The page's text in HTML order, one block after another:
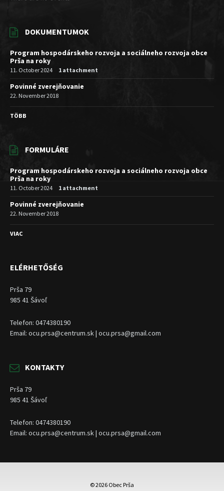
DOKUMENTUMOK
Program hospodárskeho rozvoja a sociálneho rozvoja obce
Prša na roky
11. October 2024 1 attachment
Povinné zverejňovanie
22. November 2018
TÖBB
FORMULÁRE
Program hospodárskeho rozvoja a sociálneho rozvoja obce
Prša na roky
11. October 2024 1 attachment
Povinné zverejňovanie
22. November 2018
VIAC
ELÉRHETŐSÉG
Prša 79
985 41 Šávoľ
Telefon: 0474380190
Email: ocu.prsa@centrum.sk | ocu.prsa@gmail.com
KONTAKTY
Prša 79
985 41 Šávoľ
Telefon: 0474380190
Email: ocu.prsa@centrum.sk | ocu.prsa@gmail.com
© 2026 Obec Prša